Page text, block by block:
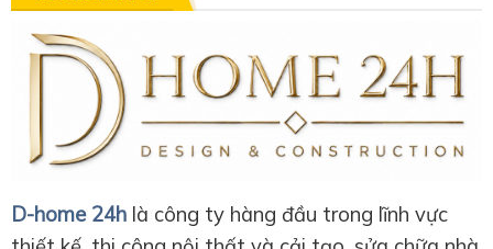
D-home 24h là công ty hàng đầu trong lĩnh vực